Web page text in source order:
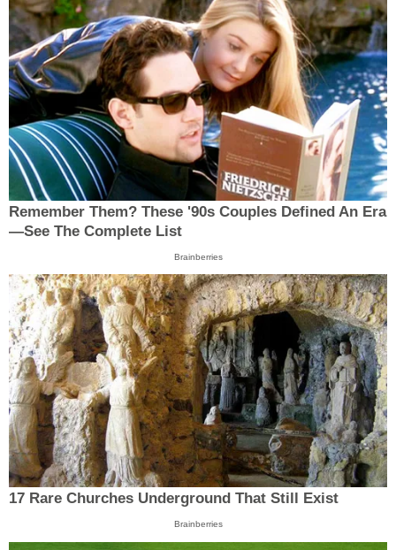
Remember Them? These '90s Couples Defined An Era
—See The Complete List
Brainberries
17 Rare Churches Underground That Still Exist
Brainberries